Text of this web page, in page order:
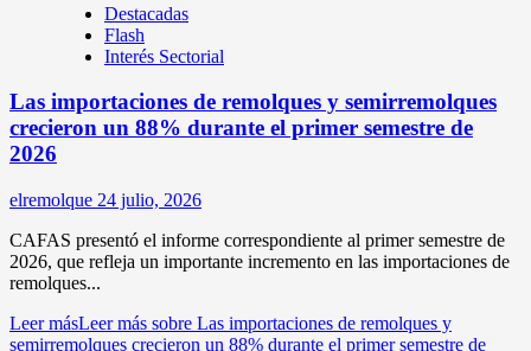
Destacadas
Flash
Interés Sectorial
Las importaciones de remolques y semirremolques
crecieron un 88% durante el primer semestre de
2026
elremolque 24 julio, 2026
CAFAS presentó el informe correspondiente al primer semestre de
2026, que refleja un importante incremento en las importaciones de
remolques...
Leer másLeer más sobre Las importaciones de remolques y
semirremolques crecieron un 88% durante el primer semestre de